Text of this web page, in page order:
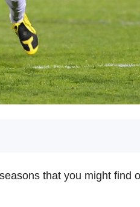
that you might find